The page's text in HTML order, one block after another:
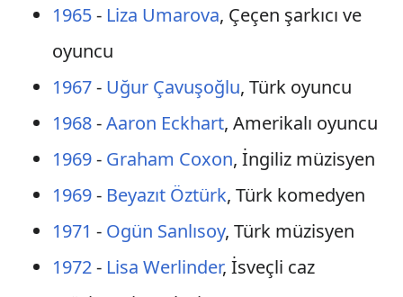
1965- Liza Umarova, Çeçen şarkıcı ve
oyuncu
1967- Uğur Çavuşoğlu, Türk oyuncu
1968-Aaron Eckhart, Amerikalı oyuncu
1969- Graham Coxon, İngiliz müzisyen
1969- Beyazıt Öztürk, Türk komedyen
1971 - Ogün Sanlısoy, Türk müzisyen
1972- Lisa Werlinder, İsveçli caz